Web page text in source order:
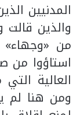
المدنيين
والذين قالت
من
استاؤوا من
العالية
ومن هنا لم